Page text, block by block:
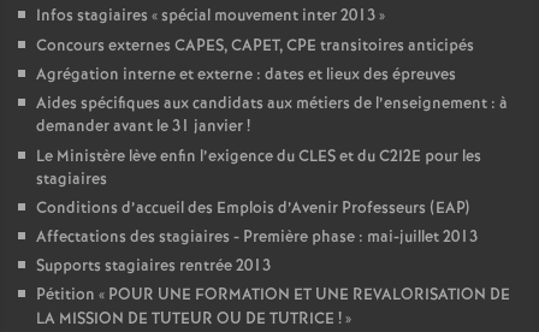
Infos stagiaires «spécial mouvement inter 2013»
Concours externes CAPES, CAPET, CPE transitoires anticipés
Agrégation interne et externe : dates et lieux des épreuves
Aides spécifiques aux candidats aux métiers de l’enseignement : à
demander avant le 31 janvier!
Le Ministère lève enfin l’exigence du CLES et du C2I2E pour les
stagiaires
Conditions d’accueil des Emplois d’Avenir Professeurs (EAP)
Affectations des stagiaires - Première phase : mai-juillet 2013
Supports stagiaires rentrée 2013
Pétition « POUR UNE FORMATION ET UNE REVALORISATION DE
LA MISSION DE TUTEUR OU DE TUTRICE !»